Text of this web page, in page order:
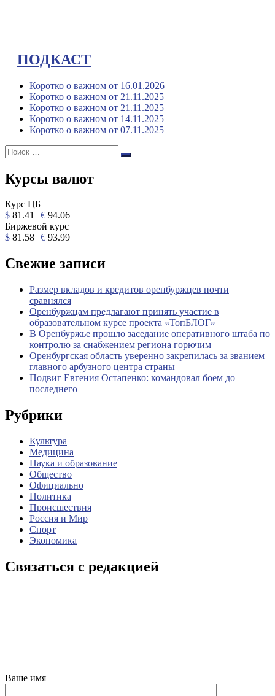
ПОДКАСТ
Коротко о важном от 16.01.2026
Коротко о важном от 21.11.2025
Коротко о важном от 21.11.2025
Коротко о важном от 14.11.2025
Коротко о важном от 07.11.2025
Поиск:
Поиск
Курсы валют
Курс ЦБ
$ 81.41 € 94.06
Биржевой курс
$ 81.58 € 93.99
Свежие записи
Размер вкладов и кредитов оренбуржцев почти
сравнялся
Оренбуржцам предлагают принять участие в
образовательном курсе проекта «ТопБЛОГ»
В Оренбуржье прошло заседание оперативного штаба по
контролю за снабжением региона горючим
Оренбургская область уверенно закрепилась за званием
главного арбузного центра страны
Подвиг Евгения Остапенко: командовал боем до
последнего
Рубрики
Культура
Медицина
Наука и образование
Общество
Официально
Политика
Происшествия
Россия и Мир
Спорт
Экономика
Связаться с редакцией
Ваше имя